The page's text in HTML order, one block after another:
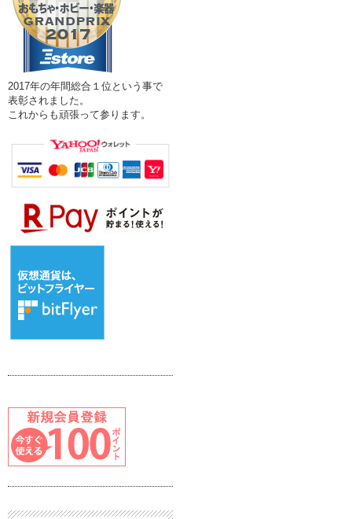
2017年の年間総合１位という事で
表彰されました。
これからも頑張って参ります。